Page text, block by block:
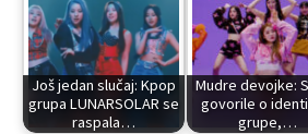
Još jedan slučaj: Kpop
grupa LUNARSOLAR se
raspala…
Mudre devojke:
govorile o
grupe,…